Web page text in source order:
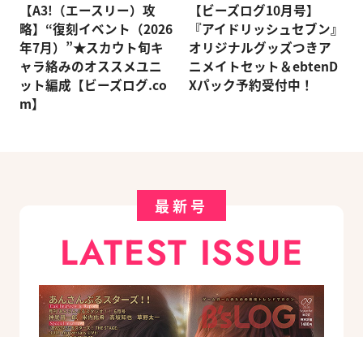
【A3!（エースリー）攻
略】“復刻イベント（2026
年7月）”★スカウト旬キ
ャラ絡みのオススメユニ
ット編成【ビーズログ.co
m】
【ビーズログ10月号】
『アイドリッシュセブン』
オリジナルグッズつきア
ニメイトセット＆ebtenD
Xパック予約受付中！
最新号
LATEST ISSUE